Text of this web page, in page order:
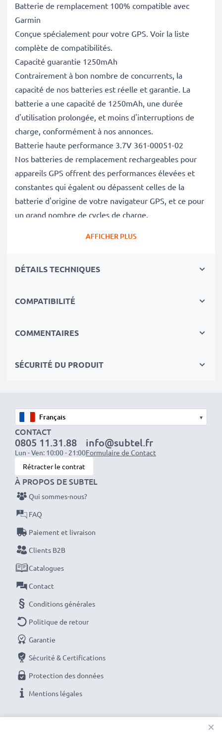
Batterie de remplacement 100% compatible avec
Garmin
Conçue spécialement pour votre GPS. Voir la liste
complète de compatibilités.
Capacité guarantie 1250mAh
Contrairement à bon nombre de concurrents, la
capacité de nos batteries est réelle et garantie. La
batterie a une capacité de 1250mAh, une durée
d'utilisation prolongée, et moins d'interruptions de
charge, conformément à nos annonces.
Batterie haute performance 3.7V 361-00051-02
Nos batteries de remplacement rechargeables pour
appareils GPS offrent des performances élevées et
constantes qui égalent ou dépassent celles de la
batterie d'origine de votre navigateur GPS, et ce pour
un grand nombre de cycles de charge.
de contrôles de qualité stricts et rigoureux afin de
Le choix durable
mais aussi de réduire votre empreinte écologique
Optez pour CELLONIC et ne faites aucun compromis
sur la qualité. Passez votre commande dès maintenant
!
AFFICHER PLUS
DÉTAILS TECHNIQUES
COMPATIBILITÉ
COMMENTAIRES
SÉCURITÉ DU PRODUIT
▾
CONTACT
0805 11.31.88
Lun - Ven: 10:00 - 21:00
info@subtel.fr
Formulaire de Contact
Rétracter le contrat
À PROPOS DE SUBTEL
Qui sommes-nous?
FAQ
Paiement et livraison
Clients B2B
Catalogues
Contact
Conditions générales
Politique de retour
Garantie
Sécurité & Certifications
Protection des données
Mentions légales
×